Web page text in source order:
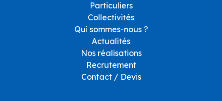
Particuliers
Collectivités
Qui sommes-nous ?
Actualités
Nos réalisations
Recrutement
Contact / Devis